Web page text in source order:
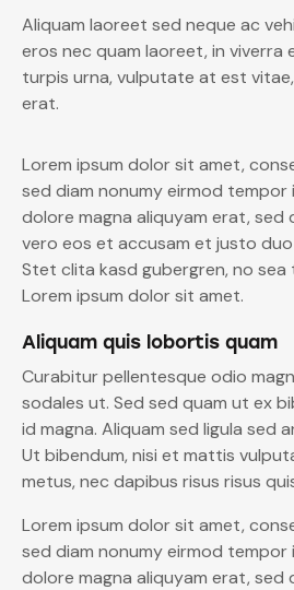
Aliquam laoreet sed neque ac
eros nec quam laoreet, in viverra
turpis urna, vulputate at est
erat.
Lorem ipsum dolor sit amet,
sed diam nonumy eirmod
dolore magna aliquyam erat, sed
vero eos et accusam et justo
Stet clita kasd gubergren, no
Lorem ipsum dolor sit amet.
Aliquam quis lobortis quam
Curabitur pellentesque odio
sodales ut. Sed sed quam ut ex
id magna. Aliquam sed ligula sed
Ut bibendum, nisi et mattis
metus, nec dapibus risus risus
Lorem ipsum dolor sit amet,
sed diam nonumy eirmod
dolore magna aliquyam erat, sed